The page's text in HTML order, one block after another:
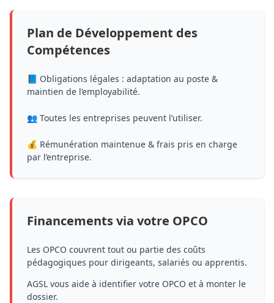
Plan de Développement des
Compétences
📘 Obligations légales : adaptation au poste &
maintien de l’employabilité.
👥 Toutes les entreprises peuvent l’utiliser.
💰 Rémunération maintenue & frais pris en charge
par l’entreprise.
Financements via votre OPCO
Les OPCO couvrent tout ou partie des coûts
pédagogiques pour dirigeants, salariés ou apprentis.
AGSL vous aide à identifier votre OPCO et à monter le
dossier.